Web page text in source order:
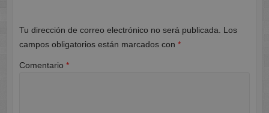
Tu dirección de correo electrónico no será publicada.
Los
campos obligatorios están marcados con *
Comentario *